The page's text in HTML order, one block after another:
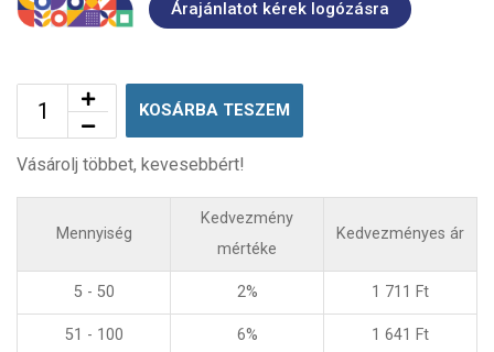
Árajánlatot kérek logózásra
KOSÁRBA TESZEM
Vásárolj többet, kevesebbért!
Mennyiség
Kedvezmény
mértéke
Kedvezményes ár
5 - 50 2% 1 711 Ft
51 - 100 6% 1 641 Ft